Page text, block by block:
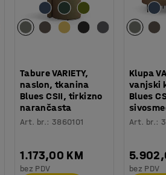
Tabure VARIETY,
naslon, tkanina
Blues CSII, tirkizno
narančasta
Art. br.: 3860101
1.173,00 KM
bez PDV
Klupa
vanjski
Blues
Art. br.:
bez PDV